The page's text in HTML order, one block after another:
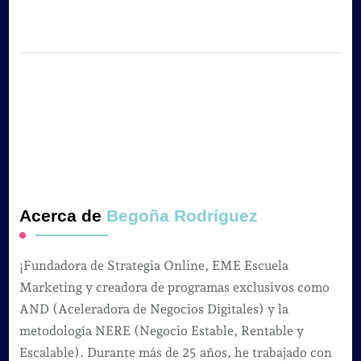
Acerca de Begoña Rodríguez
¡Fundadora de Strategia Online, EME Escuela
Marketing y creadora de programas exclusivos como
AND (Aceleradora de Negocios Digitales) y la
metodología NERE (Negocio Estable, Rentable y
Escalable). Durante más de 25 años, he trabajado con